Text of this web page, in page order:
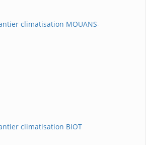
climatisation MOUANS-
climatisation BIOT